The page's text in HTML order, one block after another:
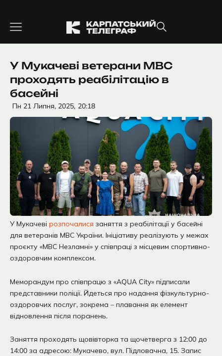
вмісту
У Мукачеві ветерани МВС
проходять реабілітацію в
басейні
Пн 21 Липня, 2025, 20:18
У Мукачеві розпочалися заняття з реабілітації у басейні
для ветеранів МВС України. Ініціативу реалізують у межах
проєкту «МВС Незламні» у співпраці з місцевим спортивно-
оздоровчим комплексом.
Меморандум про співпрацю з «AQUA City» підписали
представники поліції. Йдеться про надання фізкультурно-
оздоровчих послуг, зокрема – плавання як елемент
відновлення після поранень.
Заняття проходять щовівторка та щочетверга з 12:00 до
14:00 за адресою: Мукачево, вул. Підловачна, 15. Запис